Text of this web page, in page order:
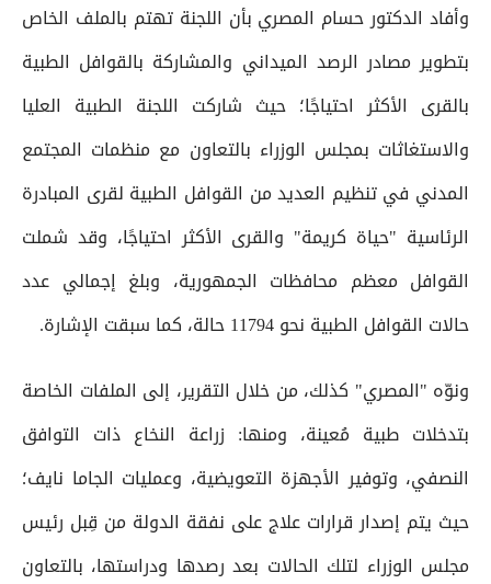
وأفاد الدكتور حسام المصري بأن اللجنة تهتم بالملف الخاص
‌بتطوير مصادر الرصد الميداني والمشاركة بالقوافل الطبية
بالقرى الأكثر احتياجًا؛ حيث شاركت اللجنة الطبية العليا
والاستغاثات بمجلس الوزراء بالتعاون مع منظمات المجتمع
المدني في تنظيم العديد من القوافل الطبية لقرى المبادرة
الرئاسية "حياة كريمة" والقرى الأكثر احتياجًا، وقد شملت
القوافل معظم محافظات الجمهورية، وبلغ إجمالي عدد
حالات القوافل الطبية نحو 11794 حالة، كما سبقت الإشارة.
ونوّه "المصري" كذلك، من خلال التقرير، إلى الملفات الخاصة
بتدخلات طبية مُعينة، ومنها: زراعة النخاع ذات التوافق
النصفي، وتوفير الأجهزة التعويضية، وعمليات الجاما نايف؛
حيث يتم إصدار قرارات علاج على نفقة الدولة من قِبل رئيس
مجلس الوزراء لتلك الحالات بعد رصدها ودراستها، بالتعاون